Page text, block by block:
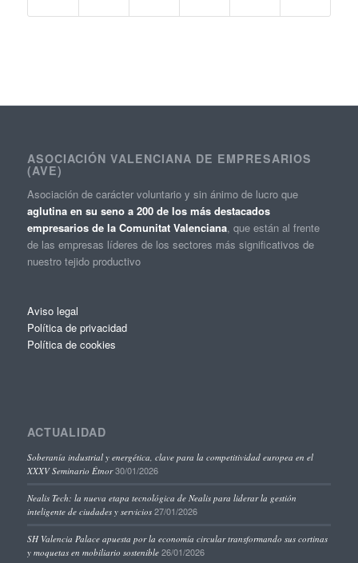
ASOCIACIÓN VALENCIANA DE EMPRESARIOS
(AVE)
Asociación de carácter voluntario y sin ánimo de lucro que
aglutina en su seno a 200 de los más destacados
empresarios de la Comunitat Valenciana, que están al frente
de las empresas líderes de los sectores más significativos de
nuestro tejido productivo
Aviso legal
Política de privacidad
Política de cookies
ACTUALIDAD
Soberanía industrial y energética, clave para la competitividad europea en el
XXXV Seminario Étnor 30/01/2026
Nealis Tech: la nueva etapa tecnológica de Nealis para liderar la gestión
inteligente de ciudades y servicios 27/01/2026
SH Valencia Palace apuesta por la economía circular transformando sus cortinas
y moquetas en mobiliario sostenible 26/01/2026